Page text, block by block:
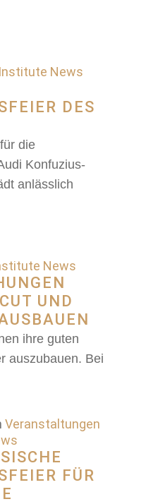
Institute News
DES
die
Konfuzius-
anlässlich
News
UND
ihre guten
auszubauen. Bei
Veranstaltungen
FÜR